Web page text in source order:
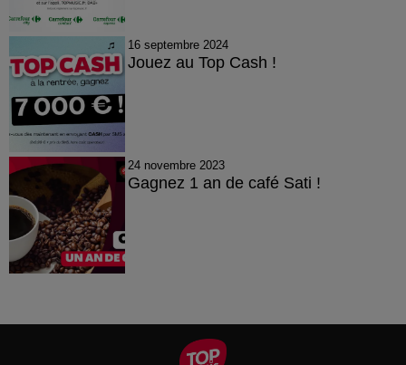
16 septembre 2024
Jouez au Top Cash !
24 novembre 2023
Gagnez 1 an de café Sati !